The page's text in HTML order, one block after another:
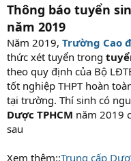
Thông báo tuyển
năm 2019
Năm 2019, Trường Cao
thức xét tuyển trong
theo quy định của Bộ
tốt nghiệp THPT hoàn
tại trường. Thí sinh có
Dược TPHCM năm 2019
sau
Xem thêm::Trung cấp